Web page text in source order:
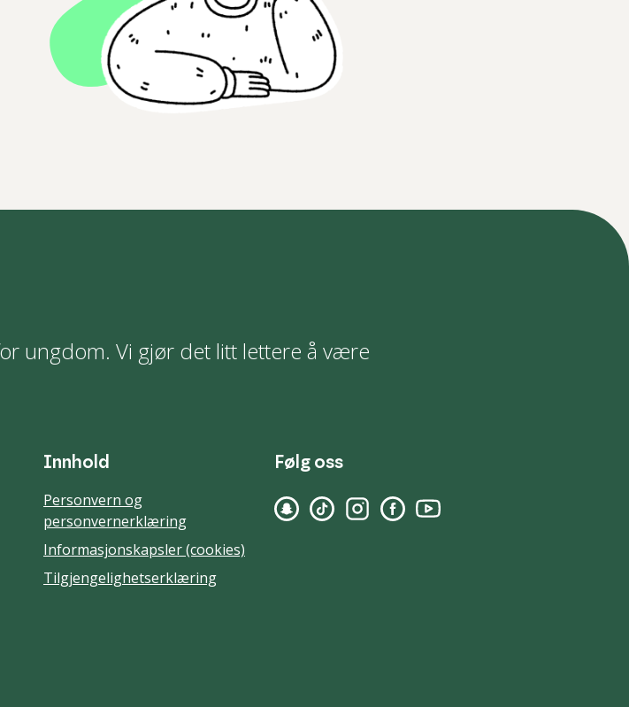
ungdom. Vi gjør det litt lettere å være
Innhold
Personvern og
personvernerklæring
Informasjonskapsler (cookies)
Tilgjengelighetserklæring
Følg oss